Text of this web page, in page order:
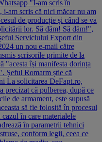
"I-am scris în
i-am scris că nici măcar nu am
de producție și când se va
lor. Să dăm! Să dăm!",
Serviciului Export din
un nou e-mail către
scrisorile primite de la
"acesta își manifesta dorința
Șeful Romarm știe că
La solicitarea DeFapt.ro,
precizat că pulberea, după ce
de armament, este supusă
să fie folosită în procesul
în care materialele
în parametrii tehnici
conform legii, ceea ce